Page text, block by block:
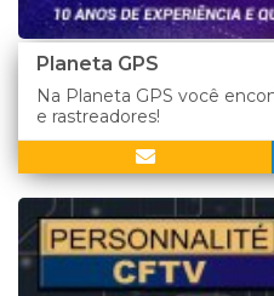
Planeta GPS
Na Planeta GPS você
e rastreadores!